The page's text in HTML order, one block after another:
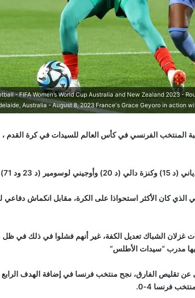
- FIFA Women’s World Cup Australia and New Zealand 2023 -
Australia - August 8, 2023 France's Grace Geyoro in action
الفرنسي في كأس العالم للسيدات في كرة القدم ،
(د 23 ود 71).
كان الأكثر استحواذا على الكرة، مقابل انكماش دفاعي
غزلان الشباك تعديل الكفة، غير أنهم فشلوا في ذلك في ظل
مدرب “سيدات الأطلس”
تقليص الفارق، نجح منتخب فرنسا في إضافة الهدف
فرنسا 4-0.